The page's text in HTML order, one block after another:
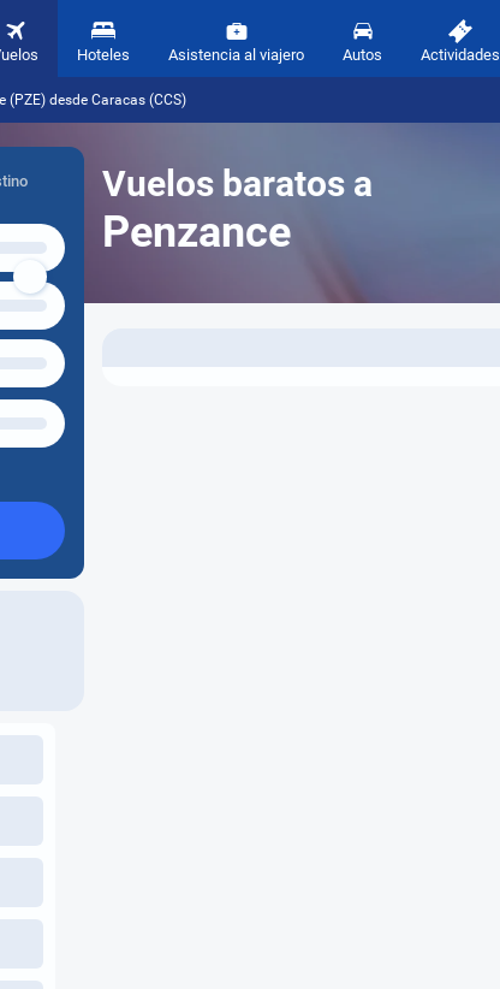
Hoteles Asistencia al viajero Autos Actividades
desde Caracas (CCS)
Vuelos baratos a
Penzance